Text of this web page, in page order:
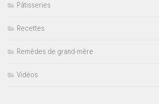
Pâtisseries
Recettes
Remèdes de grand-mère
Vidéos